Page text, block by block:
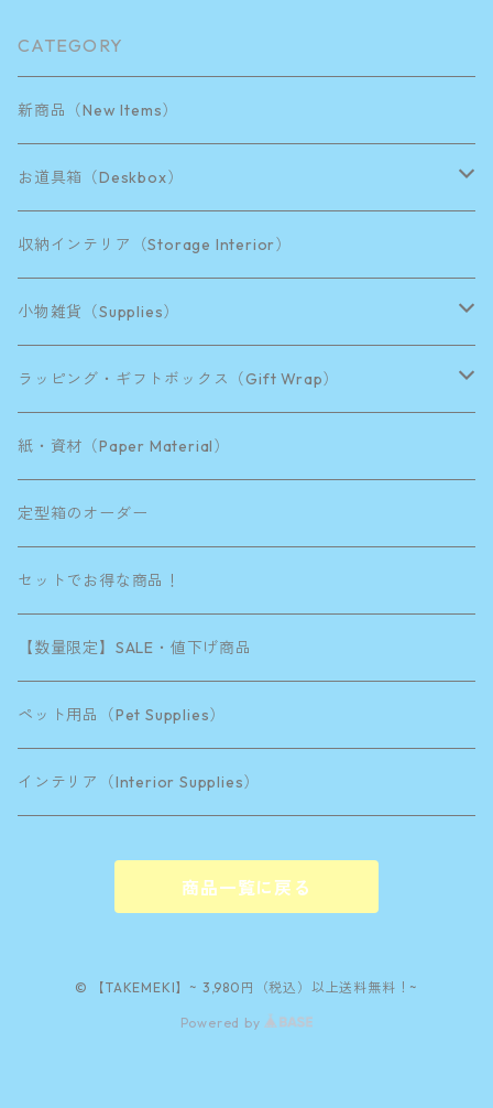
CATEGORY
新商品（New Items）
お道具箱（Deskbox）
B5サイズ
A4サイズ
A3サイズ
B4サイズ
KIDS BOX
そぼっくす A5サイズ
漆道具箱
収納インテリア（Storage Interior）
小物雑貨（Supplies）
水引き
ラッピング・ギフトボックス（Gift Wrap）
9.5×9.5×H4.5cm
15×10.5×H4.5cm
21×11.5×Ｈ4.5cm
20×20×H4.5cm
リボン無料サービス
ラッピングペーパー
紙・資材（Paper Material）
定型箱のオーダー
セットでお得な商品！
【数量限定】SALE・値下げ商品
ペット用品（Pet Supplies）
インテリア（Interior Supplies）
商品一覧に戻る
© 【TAKEMEKI】~ 3,980円（税込）以上送料無料！~
Powered by